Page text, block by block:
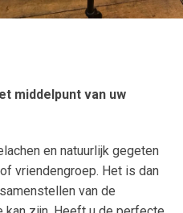
middelpunt van uw
en natuurlijk gegeten
vriendengroep. Het is dan
van de